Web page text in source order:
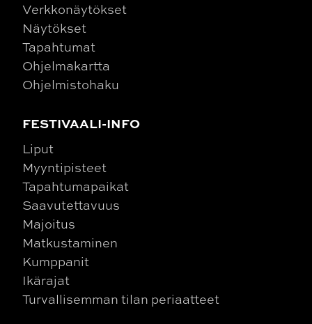
Verkkonäytökset
Näytökset
Tapahtumat
Ohjelmakartta
Ohjelmistohaku
FESTIVAALI-INFO
Liput
Myyntipisteet
Tapahtumapaikat
Saavutettavuus
Majoitus
Matkustaminen
Kumppanit
Ikärajat
Turvallisemman tilan periaatteet